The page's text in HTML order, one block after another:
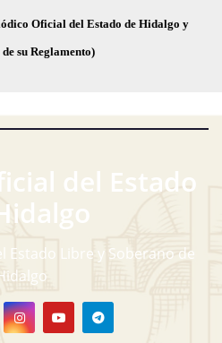
Oficial del Estado de Hidalgo y
su Reglamento)
del Estado
Libre y Soberano de